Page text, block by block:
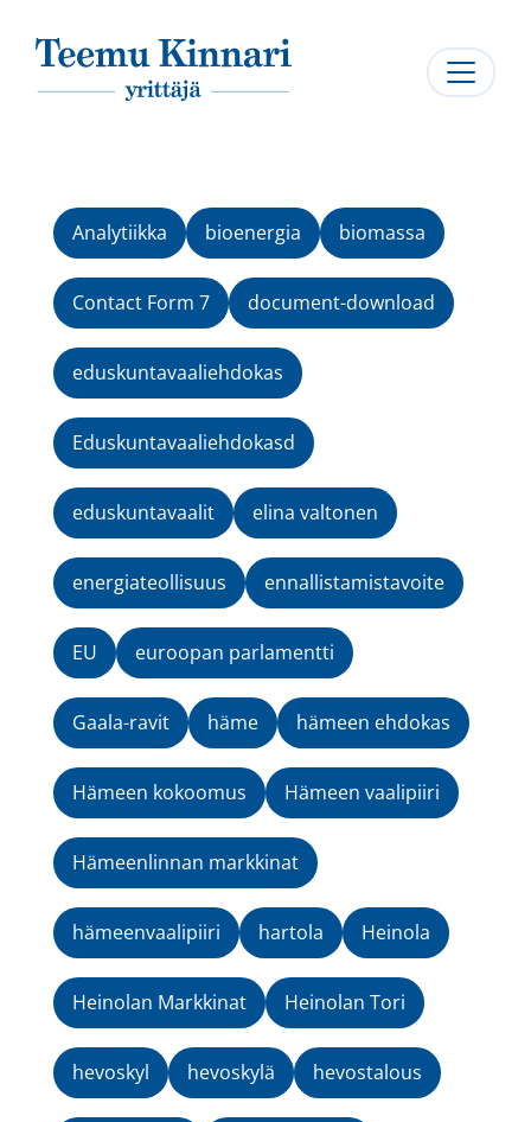
Päävalikko
Analytiikka bioenergia biomassa
Contact Form 7 document-download
eduskuntavaaliehdokas
Eduskuntavaaliehdokasd
eduskuntavaalit elina valtonen
energiateollisuus ennallistamistavoite
EU euroopan parlamentti
Gaala-ravit häme hämeen ehdokas
Hämeen kokoomus Hämeen vaalipiiri
Hämeenlinnan markkinat
hämeenvaalipiiri hartola Heinola
Heinolan Markkinat Heinolan Tori
hevoskyl hevoskylä hevostalous